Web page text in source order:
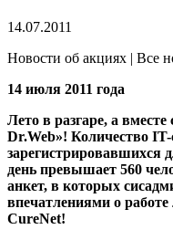
14.07.2011
Новости об акциях | Все
14 июля 2011 года
Лето в разгаре, а
Dr.Web»! Количество IT-
зарегистрировавшихся
день превышает 560
анкет, в которых
впечатлениями о
CureNet!